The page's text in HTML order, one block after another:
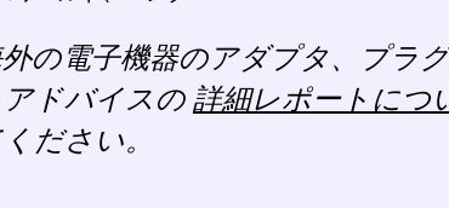
の電子機器のアダプタ、プラ
アドバイスの 詳細レポートにつ
ださい。